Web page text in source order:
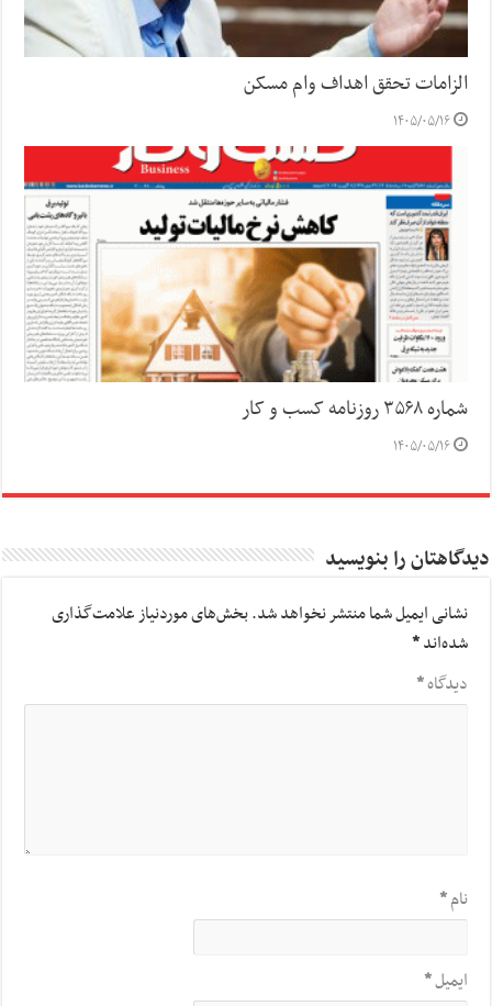
الزامات تحقق اهداف وام مسکن
۱۴۰۵/۰۵/۱۶
شماره ۳۵۶۸ روزنامه کسب و کار
۱۴۰۵/۰۵/۱۶
دیدگاهتان را بنویسید
نشانی ایمیل شما منتشر نخواهد شد.بخش‌های موردنیاز علامت‌گذاری
شده‌اند*
دیدگاه*
نام*
ایمیل*